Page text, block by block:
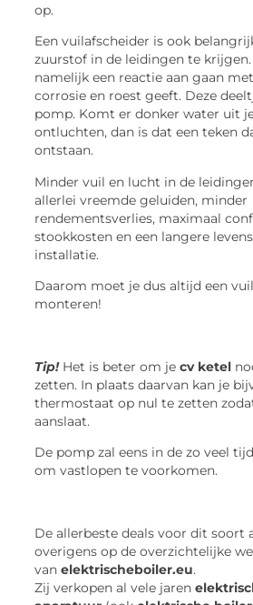
op.
Een vuilafscheider is ook
zuurstof in de leidingen te
namelijk een reactie aan gaan
corrosie en roest geeft. Deze
pomp. Komt er donker water uit
ontluchten, dan is dat een teken
ontstaan.
Minder vuil en lucht in de
allerlei vreemde geluiden, minder
rendementsverlies, maximaal
stookkosten en een langere
installatie.
Daarom moet je dus altijd een
monteren!
Tip!Het is beter om jecv ketel
zetten. In plaats daarvan kan je
thermostaat op nul te zetten
aanslaat.
De pomp zal eens in de zo veel
om vastlopen te voorkomen.
De allerbeste deals voor dit soort
overigens op de overzichtelijke
vanelektrischeboiler.eu.
Zij verkopen al vele jaren